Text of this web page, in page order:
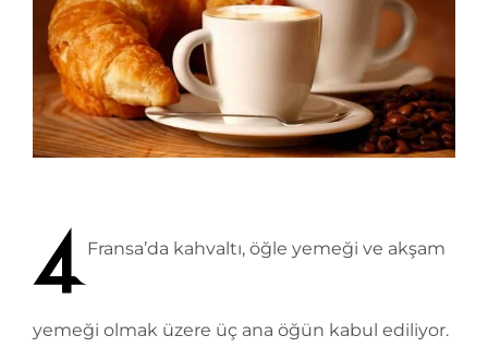
Fransa’da kahvaltı, öğle yemeği ve akşam
yemeği olmak üzere üç ana öğün kabul ediliyor.